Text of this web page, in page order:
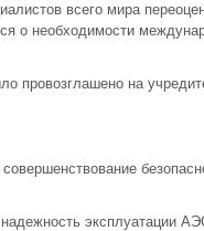
всего мира
о необходимости
провозглашено на
эксплуатации